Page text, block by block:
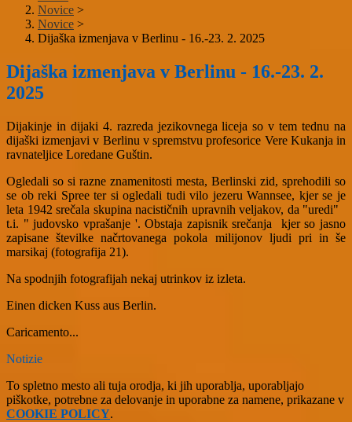
Novice >
Novice >
Dijaška izmenjava v Berlinu - 16.-23. 2. 2025
Dijaška izmenjava v Berlinu - 16.-23. 2.
2025
Dijakinje in dijaki 4. razreda jezikovnega liceja so v tem tednu na
dijaški izmenjavi v Berlinu v spremstvu profesorice Vere Kukanja in
ravnateljice Loredane Guštin.
Ogledali so si razne znamenitosti mesta, Berlinski zid, sprehodili so
se ob reki Spree ter si ogledali tudi vilo jezeru Wannsee, kjer se je
leta 1942 srečala skupina nacističnih upravnih veljakov, da "uredi"
t.i. " judovsko vprašanje '. Obstaja zapisnik srečanja
kjer so jasno
zapisane številke načrtovanega pokola milijonov ljudi pri in še
marsikaj (fotografija 21).
Na spodnjih fotografijah nekaj utrinkov iz izleta.
Einen dicken Kuss aus Berlin.
Caricamento...
Notizie
To spletno mesto ali tuja orodja, ki jih uporablja, uporabljajo
piškotke, potrebne za delovanje in uporabne za namene, prikazane v
COOKIE POLICY.